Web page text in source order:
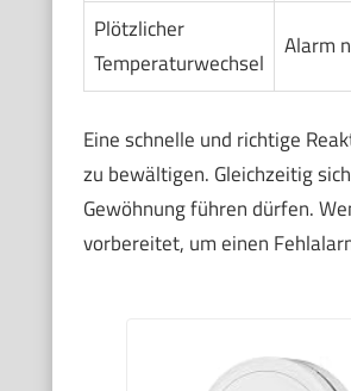
Plötzlicher
Temperaturwechsel
Alarm
Eine schnelle und richtige
zu bewältigen. Gleichzeitig
Gewöhnung führen dürfen.
vorbereitet, um einen